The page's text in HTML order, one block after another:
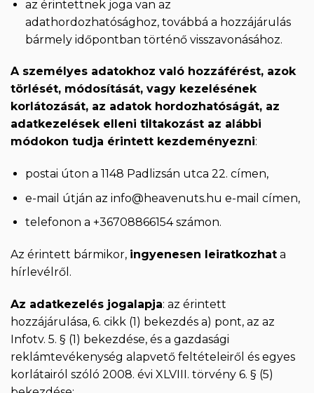
az érintettnek joga van az
adathordozhatósághoz, továbbá a hozzájárulás
bármely időpontban történő visszavonásához.
A személyes adatokhoz való hozzáférést, azok
törlését, módosítását, vagy kezelésének
korlátozását, az adatok hordozhatóságát, az
adatkezelések elleni tiltakozást az alábbi
módokon tudja érintett kezdeményezni:
postai úton a 1148 Padlizsán utca 22. címen,
e-mail útján az info@heavenuts.hu e-mail címen,
telefonon a +36708866154 számon.
Az érintett bármikor, ingyenesen leiratkozhat a
hírlevélről.
Az adatkezelés jogalapja: az érintett
hozzájárulása, 6. cikk (1) bekezdés a) pont, az az
Infotv. 5. § (1) bekezdése, és a gazdasági
reklámtevékenység alapvető feltételeiről és egyes
korlátairól szóló 2008. évi XLVIII. törvény 6. § (5)